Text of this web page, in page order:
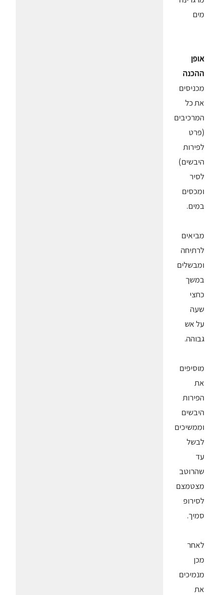
מים
אופן
ההכנה
מכניסים
את כל
המרכיבים
(פרט
לפירות
היבשים)
לסיר
ומכסים
במים.
מביאים
לרתיחה
ומבשלים
במשך
כחצי
שעה
על אש
גבוהה.
מוסיפים
את
הפירות
היבשים
וממשיכים
לבשל
עד
שהרוטב
מצטמצם
לסירופ
סמיך.
לאחר
מכן
מנמיכים
את